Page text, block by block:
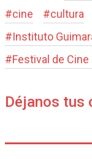
#cine #cultura
#Instituto
#Festival de
Déjanos tus